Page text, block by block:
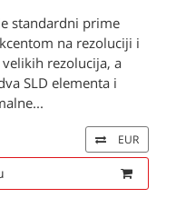
standardni prime
na rezoluciji i
rezolucija, a
SLD elementa i
EUR